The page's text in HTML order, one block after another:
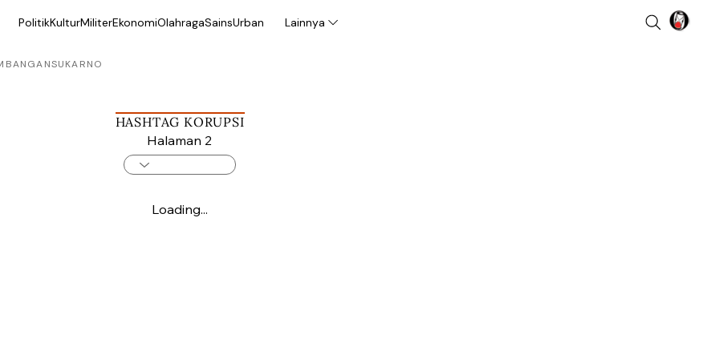
PolitikKulturMiliterEkonomiOlahragaSainsUrban Lainnya
HASHTAG KORUPSI
Halaman 2
Loading...
SUKARNO